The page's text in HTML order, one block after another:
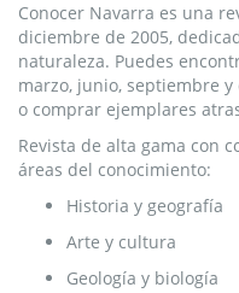
Conocer Navarra es una
diciembre de 2005,
naturaleza. Puedes
marzo, junio, septiembre
o comprar ejemplares
Revista de alta gama con
áreas del conocimiento:
Historia y geografía
Arte y cultura
Geología y biología